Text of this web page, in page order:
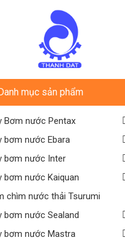
mục sản phẩm
Bơm nước Pentax
bơm nước Ebara
bơm nước Inter
bơm nước Kaiquan
chìm nước thải Tsurumi
bơm nước Sealand
bơm nước Mastra